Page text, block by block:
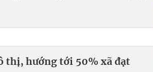
thị, hướng tới 50% xã đạt